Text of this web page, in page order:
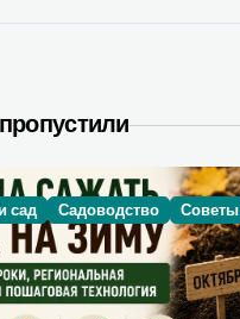
сад Садоводство Советы